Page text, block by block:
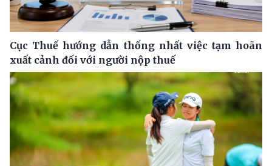
Cục Thuế hướng dẫn thống nhất việc tạm hoãn
xuất cảnh đối với người nộp thuế